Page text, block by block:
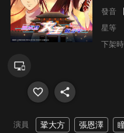
發音
星等
下架
演員 鞏大方 張恩澤